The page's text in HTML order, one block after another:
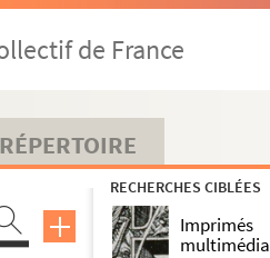
de France
RECHERCHES CIBLÉES
Imprimés
multimédia